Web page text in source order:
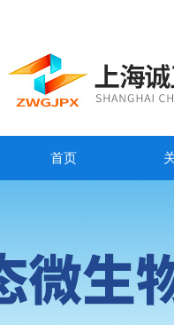
首页